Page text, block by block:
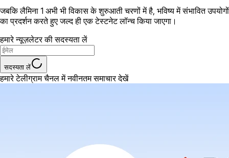
जबकि लैमिना 1 अभी भी विकास के शुरुआती चरणों में है, भविष्य में संभावित उपयोगों
का प्रदर्शन करते हुए जल्द ही एक टेस्टनेट लॉन्च किया जाएगा।
हमारे न्यूज़लेटर की सदस्यता लें
सदस्यता लें
हमारे टेलीग्राम चैनल में नवीनतम समाचार देखें